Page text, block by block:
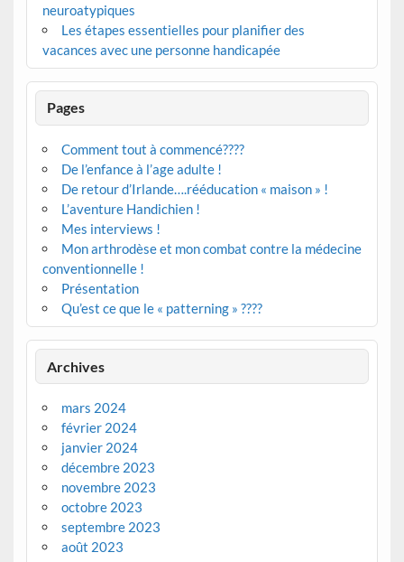
neuroatypiques
Les étapes essentielles pour planifier des
vacances avec une personne handicapée
Pages
Comment tout à commencé????
De l’enfance à l’age adulte !
De retour d’Irlande….rééducation « maison » !
L’aventure Handichien !
Mes interviews !
Mon arthrodèse et mon combat contre la médecine
conventionnelle !
Présentation
Qu’est ce que le « patterning » ????
Archives
mars 2024
février 2024
janvier 2024
décembre 2023
novembre 2023
octobre 2023
septembre 2023
août 2023